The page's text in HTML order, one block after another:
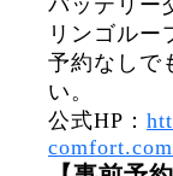
バッテリー
リンゴルー
予約なしで
い。
公式HP：